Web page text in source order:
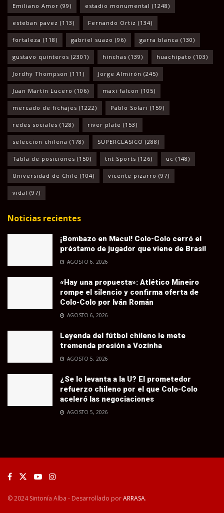
Emiliano Amor (99) estadio monumental (1248)
esteban pavez (113) Fernando Ortiz (134)
fortaleza (118) gabriel suazo (96) garra blanca (130)
gustavo quinteros (2301) hinchas (139) huachipato (103)
Jordhy Thompson (111) Jorge Almirón (245)
Juan Martín Lucero (106) maxi falcon (105)
mercado de fichajes (1222) Pablo Solari (159)
redes sociales (128) river plate (153)
seleccion chilena (178) SUPERCLASICO (288)
Tabla de posiciones (150) tnt Sports (126) uc (148)
Universidad de Chile (104) vicente pizarro (97)
vidal (97)
Noticias recientes
¡Bombazo en Macul! Colo-Colo cerró el
préstamo de jugador que viene de Brasil
AGOSTO 6, 2026
«Hay una propuesta»: Atlético Mineiro
rompe el silencio y confirma oferta de
Colo-Colo por Iván Román
AGOSTO 6, 2026
Leyenda del fútbol chileno le mete
tremenda presión a Vozinha
AGOSTO 5, 2026
¿Se lo levanta a la U? El prometedor
refuerzo chileno por el que Colo-Colo
aceleró las negociaciones
AGOSTO 5, 2026
© 2024 Sintonía Alba - Desarrollado porARRASA.